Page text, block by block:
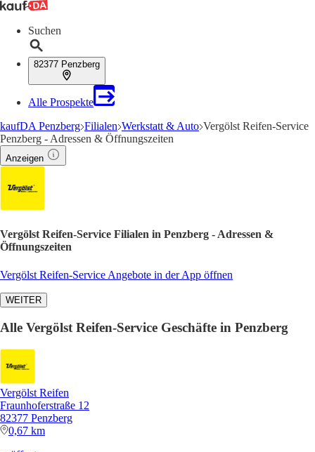
Suchen
82377 Penzberg
Alle Prospekte
kaufDA Penzberg Filialen Werkstatt & Auto Vergölst Reifen-Service
Penzberg - Adressen & Öffnungszeiten
Anzeigen
Vergölst Reifen-Service Filialen in Penzberg - Adressen &
Öffnungszeiten
Vergölst Reifen-Service Angebote in der App öffnen
WEITER
Alle Vergölst Reifen-Service Geschäfte in Penzberg
Vergölst Reifen
Fraunhoferstraße 12
82377 Penzberg
0,67 km